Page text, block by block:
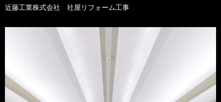
近藤工業株式会社 社屋リフォーム工事